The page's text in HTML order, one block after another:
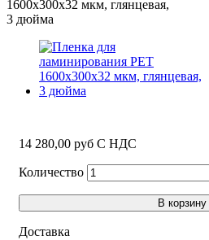
14 280,00 руб С НДС
Количество
В корзину
Доставка